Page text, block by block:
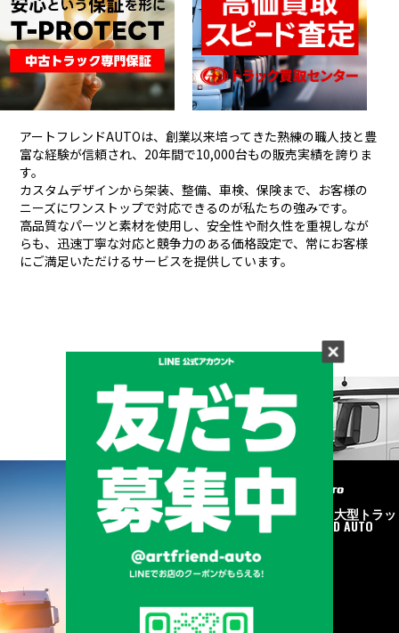
アートフレンドAUTOは、創業以来培ってきた熟練の職人技と豊
富な経験が信頼され、 20年間で10,000台もの販売実績を誇りま
す。
カスタムデザインから架装、整備、車検、保険まで、お客様の
ニーズにワンストップで対応できるのが私たちの強みです。
高品質なパーツと素材を使用し、安全性や耐久性を重視しなが
らも、 迅速丁寧な対応と競争力のある価格設定で、常にお客様
にご満足いただけるサービスを提供しています。
メーカーと形状から探す
BRAND & TYPE
©2020中古トラック・大型トラッ
ク販売はART FRIEND AUTO